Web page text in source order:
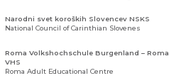
Narodni svet koroških Slovencev NSKS
National Council of Carinthian Slovenes
Roma Volkshochschule Burgenland – Roma
VHS
Roma Adult Educational Centre